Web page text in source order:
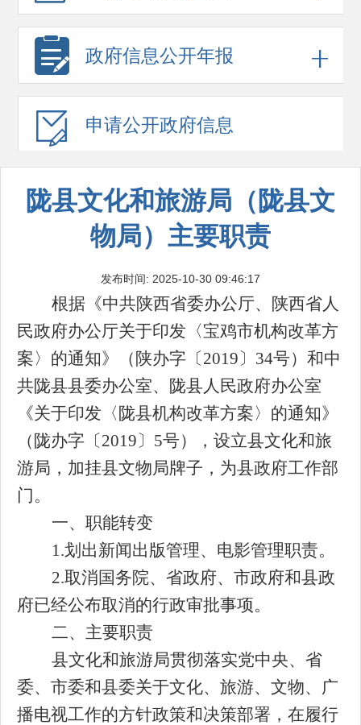
政府信息公开年报
申请公开政府信息
陇县文化和旅游局（陇县文
物局）主要职责
发布时间: 2025-10-30 09:46:17
根据《中共陕西省委办公厅、陕西省人
民政府办公厅关于印发〈宝鸡市机构改革方
案〉的通知》（陕办字〔2019〕34号）和中
共陇县县委办公室、陇县人民政府办公室
《关于印发〈陇县机构改革方案〉的通知》
（陇办字〔2019〕5号），设立县文化和旅
游局，加挂县文物局牌子，为县政府工作部
门。
一、职能转变
1.划出新闻出版管理、电影管理职责。
2.取消国务院、省政府、市政府和县政
府已经公布取消的行政审批事项。
二、主要职责
县文化和旅游局贯彻落实党中央、省
委、市委和县委关于文化、旅游、文物、广
播电视工作的方针政策和决策部署，在履行